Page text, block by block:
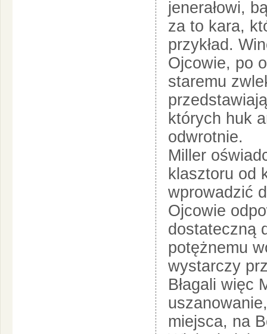
jenerałowi,
za to kara,
przykład.
Ojcowie, po
staremu
których huk
odwrotnie.
Miller
klasztoru od
wprowadzić
Ojcowie
dostateczną
potężnemu
wystarczy
Błagali więc
miejsca, na